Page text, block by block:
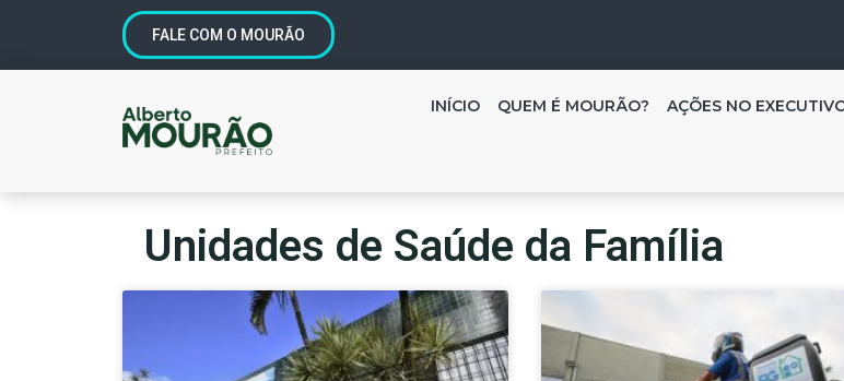
FALE COM O MOURÃO
INÍCIO QUEM É MOURÃO? AÇÕES NO
Unidades de Saúde da Família